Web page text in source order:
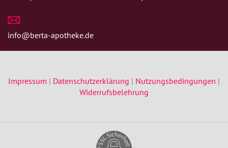
info@berta-apotheke.de
Impressum | Datenschutzerklärung | Nutzungsbedingungen |
Widerrufsbelehrung